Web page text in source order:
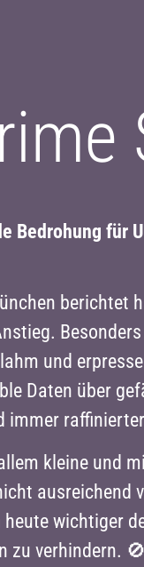
Bedrohung für
berichtet
Besonders
und
Daten über
immer
kleine und
ausreichend
heute wichtiger
zu verhindern.